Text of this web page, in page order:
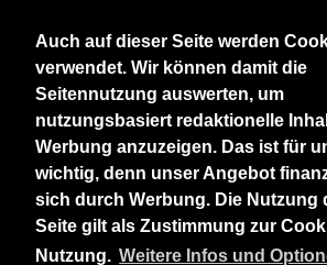
Auch auf dieser Seite werden
verwendet. Wir können damit die
Seitennutzung auswerten, um
nutzungsbasiert redaktionelle
Werbung anzuzeigen. Das ist für
wichtig, denn unser Angebot
sich durch Werbung. Die Nutzung
Seite gilt als Zustimmung zur
Nutzung. Weitere Infos und
Datenschutzerklärung AGB
Nehmen Sie Kontakt mit uns auf
Unsere anderen
BlackAndBeauties